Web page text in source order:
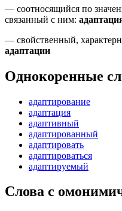
— соотносящийся по
связанный с ним:
— свойственный,
адаптации
Однокоренные
адаптирование
адаптация
адаптивный
адаптированный
адаптировать
адаптироваться
адаптируемый
Слова с